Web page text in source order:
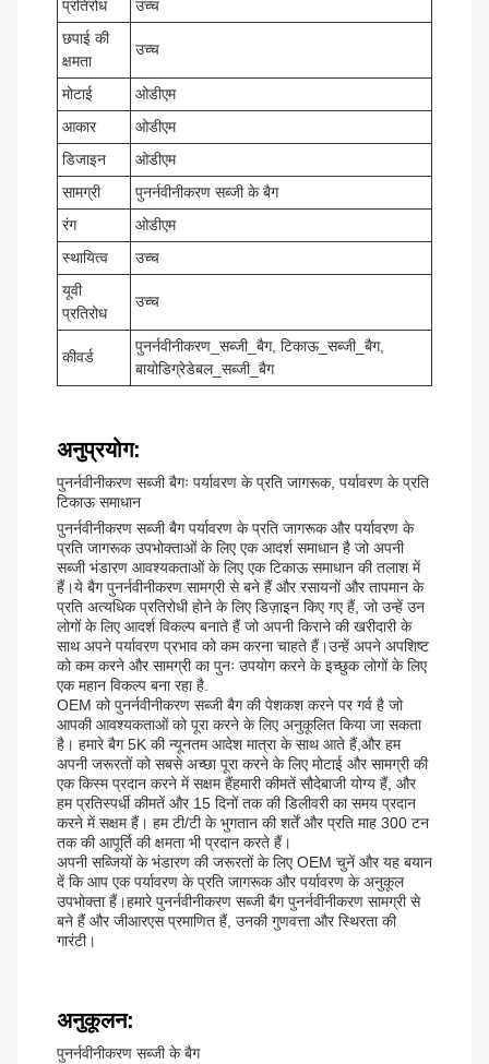
प्रतिरोध
उच्च
छपाई की
क्षमता
उच्च
मोटाई
ओडीएम
आकार
ओडीएम
डिजाइन
ओडीएम
सामग्री
पुनर्नवीनीकरण सब्जी के बैग
रंग
ओडीएम
स्थायित्व
उच्च
यूवी
प्रतिरोध
उच्च
कीवर्ड
पुनर्नवीनीकरण_सब्जी_बैग, टिकाऊ_सब्जी_बैग,
बायोडिग्रेडेबल_सब्जी_बैग
अनुप्रयोग:
पुनर्नवीनीकरण सब्जी बैगः पर्यावरण के प्रति जागरूक, पर्यावरण के प्रति
टिकाऊ समाधान
पुनर्नवीनीकरण सब्जी बैग पर्यावरण के प्रति जागरूक और पर्यावरण के
प्रति जागरूक उपभोक्ताओं के लिए एक आदर्श समाधान है जो अपनी
सब्जी भंडारण आवश्यकताओं के लिए एक टिकाऊ समाधान की तलाश में
हैं।ये बैग पुनर्नवीनीकरण सामग्री से बने हैं और रसायनों और तापमान के
प्रति अत्यधिक प्रतिरोधी होने के लिए डिज़ाइन किए गए हैं, जो उन्हें उन
लोगों के लिए आदर्श विकल्प बनाते हैं जो अपनी किराने की खरीदारी के
साथ अपने पर्यावरण प्रभाव को कम करना चाहते हैं।उन्हें अपने अपशिष्ट
को कम करने और सामग्री का पुनः उपयोग करने के इच्छुक लोगों के लिए
एक महान विकल्प बना रहा है.
OEM को पुनर्नवीनीकरण सब्जी बैग की पेशकश करने पर गर्व है जो
आपकी आवश्यकताओं को पूरा करने के लिए अनुकूलित किया जा सकता
है। हमारे बैग 5K की न्यूनतम आदेश मात्रा के साथ आते हैं,और हम
अपनी जरूरतों को सबसे अच्छा पूरा करने के लिए मोटाई और सामग्री की
एक किस्म प्रदान करने में सक्षम हैंहमारी कीमतें सौदेबाजी योग्य हैं, और
हम प्रतिस्पर्धी कीमतें और 15 दिनों तक की डिलीवरी का समय प्रदान
करने में सक्षम हैं। हम टी/टी के भुगतान की शर्तें और प्रति माह 300 टन
तक की आपूर्ति की क्षमता भी प्रदान करते हैं।
अपनी सब्जियों के भंडारण की जरूरतों के लिए OEM चुनें और यह बयान
दें कि आप एक पर्यावरण के प्रति जागरूक और पर्यावरण के अनुकूल
उपभोक्ता हैं।हमारे पुनर्नवीनीकरण सब्जी बैग पुनर्नवीनीकरण सामग्री से
बने हैं और जीआरएस प्रमाणित हैं, उनकी गुणवत्ता और स्थिरता की
गारंटी।
अनुकूलन:
पुनर्नवीनीकरण सब्जी के बैग